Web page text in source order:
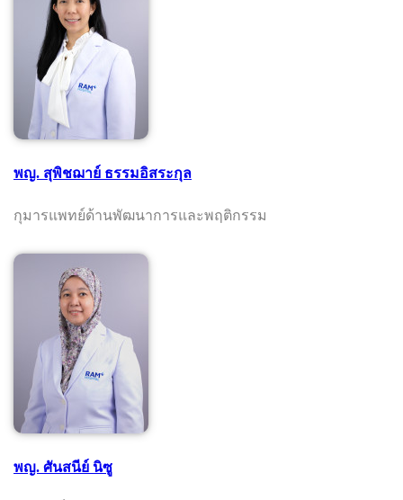
พญ. สุพิชฌาย์ ธรรมอิสระกุล
กุมารแพทย์ด้านพัฒนาการและพฤติกรรม
พญ. ศันสนีย์ นิซู